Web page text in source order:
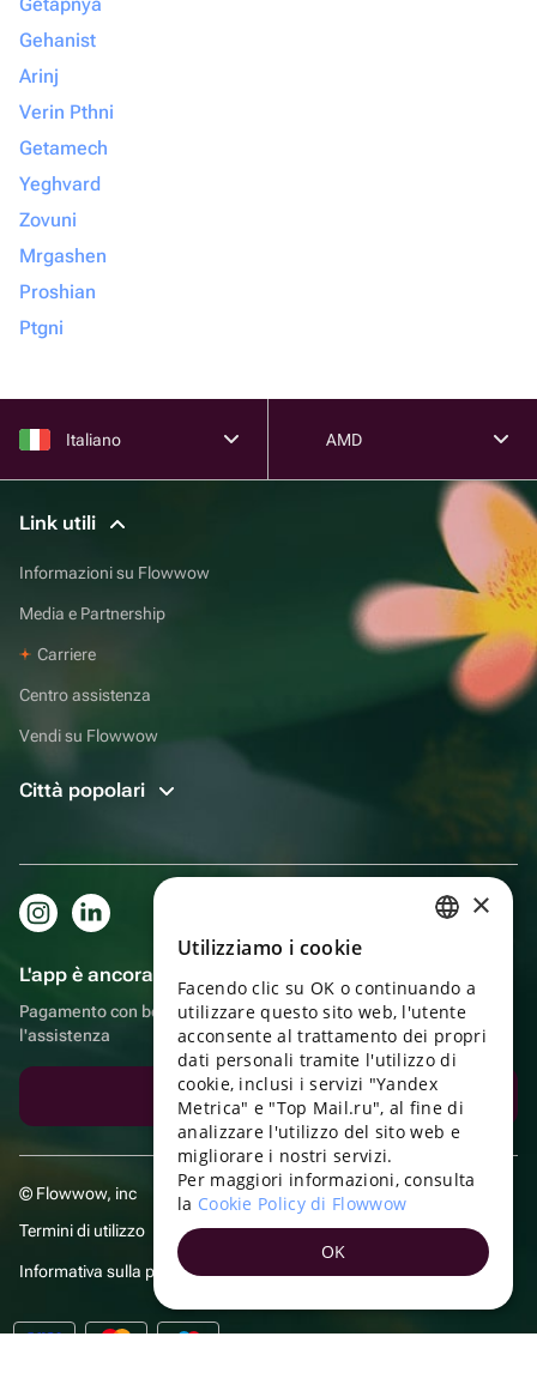
Gehanist
Arinj
Verin Pthni
Getamech
Yeghvard
Zovuni
Mrgashen
Proshian
Ptgni
Italiano AMD
Link utili
Informazioni su Flowwow
Media e Partnership
Carriere
Centro assistenza
Vendi su Flowwow
Città popolari
L'app è ancora più comoda!
Pagamento con bonus, autoconsegna, comoda chat con
l'assistenza
Scarica l'app
© Flowwow, inc
Termini di utilizzo
Informativa sulla privacy
ENGLISH
UKRAINIAN
PORTUGUESE
SPANISH
TURKISH
×
Utilizziamo i cookie
Facendo clic su OK o continuando a
utilizzare questo sito web, l'utente
acconsente al trattamento dei propri
dati personali tramite l'utilizzo di
cookie, inclusi i servizi "Yandex
Metrica" e "Top Mail.ru", al fine di
analizzare l'utilizzo del sito web e
migliorare i nostri servizi.
Per maggiori informazioni, consulta
la Cookie Policy di Flowwow
OK